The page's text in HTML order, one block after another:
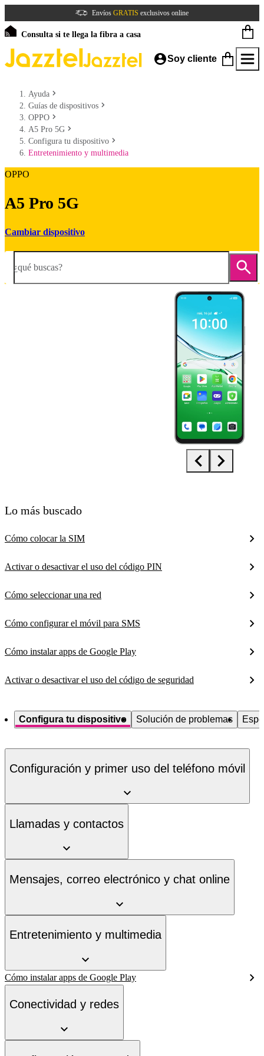
Envíos GRATIS exclusivos online
Consulta si te llega la fibra a casa
Soy cliente
Ayuda
Guías de dispositivos
OPPO
A5 Pro 5G
Configura tu dispositivo
Entretenimiento y multimedia
OPPO
A5 Pro 5G
Cambiar dispositivo
¿qué buscas?
Lo más buscado
Cómo colocar la SIM
Activar o desactivar el uso del código PIN
Cómo seleccionar una red
Cómo configurar el móvil para SMS
Cómo instalar apps de Google Play
Activar o desactivar el uso del código de seguridad
Configura tu dispositivo Solución de problemas
Configuración y primer uso del teléfono móvil
Llamadas y contactos
Mensajes, correo electrónico y chat online
Entretenimiento y multimedia
Cómo instalar apps de Google Play
Conectividad y redes